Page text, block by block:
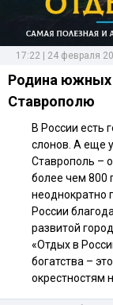
17:22 | 24 февраля
Родина южных
Ставрополю
В России есть
слонов. А еще
Ставрополь –
более чем 800
неоднократно
России
развитой
«Отдых в
богатства –
окрестностям